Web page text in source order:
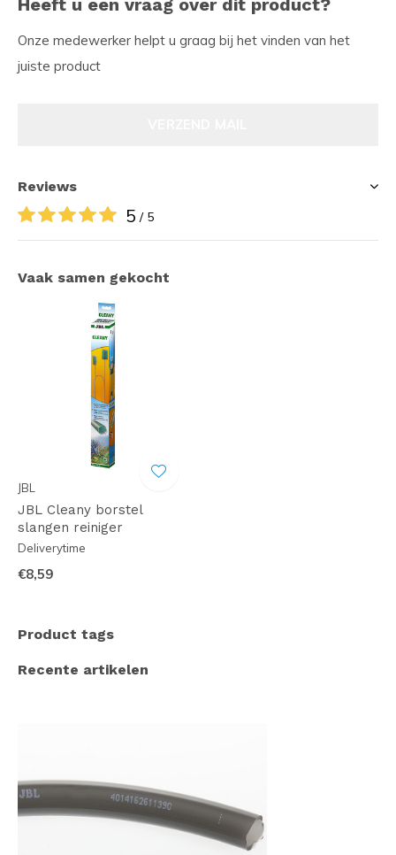
Heeft u een vraag over dit product?
Onze medewerker helpt u graag bij het vinden van het
juiste product
Reviews
5 / 5
Vaak samen gekocht
JBL
JBL Cleany borstel
slangen reiniger
Deliverytime
€8,59
Product tags
Recente artikelen